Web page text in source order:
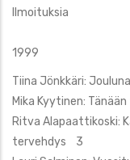
Ilmoituksia
1999
Tiina Jönkkäri:
Mika Kyytinen:
Ritva Alapaattikoski:
tervehdys 3